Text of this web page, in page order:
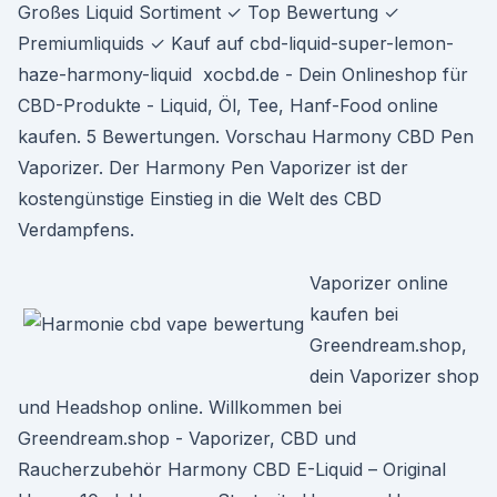
Großes Liquid Sortiment ✓ Top Bewertung ✓
Premiumliquids ✓ Kauf auf cbd-liquid-super-lemon-
haze-harmony-liquid xocbd.de - Dein Onlineshop für
CBD-Produkte - Liquid, Öl, Tee, Hanf-Food online
kaufen. 5 Bewertungen. Vorschau Harmony CBD Pen
Vaporizer. Der Harmony Pen Vaporizer ist der
kostengünstige Einstieg in die Welt des CBD
Verdampfens.
Vaporizer online
kaufen bei
Greendream.shop,
dein Vaporizer shop
und Headshop online. Willkommen bei
Greendream.shop - Vaporizer, CBD und
Raucherzubehör Harmony CBD E-Liquid – Original